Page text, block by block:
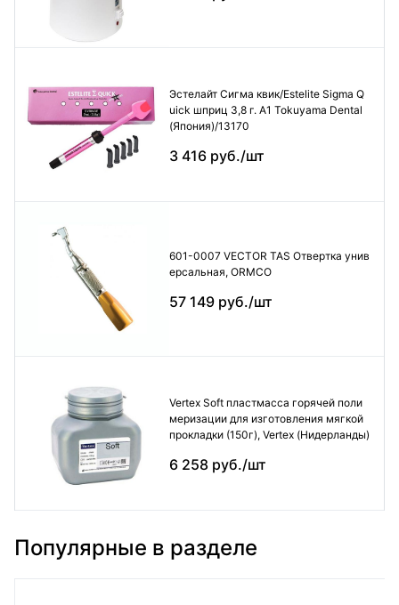
Эстелайт Сигма квик/Estelite Sigma Q
uick шприц 3,8 г. А1 Tokuyama Dental
(Япония)/13170
3 416 руб./шт
601-0007 VECTOR TAS Отвертка унив
ерсальная, ORMCO
57 149 руб./шт
Vertex Soft пластмасса горячей поли
меризации для изготовления мягкой
прокладки (150г), Vertex (Нидерланды)
6 258 руб./шт
Популярные в разделе